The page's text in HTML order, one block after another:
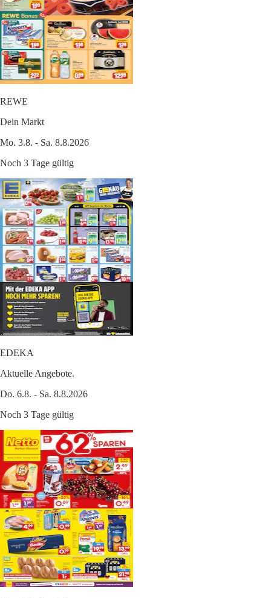
REWE
Dein Markt
Mo. 3.8. - Sa. 8.8.2026
Noch 3 Tage gültig
EDEKA
Aktuelle Angebote.
Do. 6.8. - Sa. 8.8.2026
Noch 3 Tage gültig